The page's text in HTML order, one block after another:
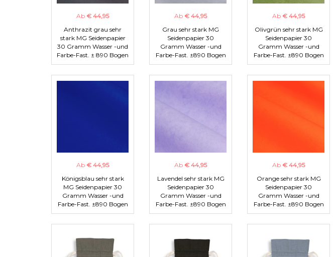
Ab € 44,95
Anthrazit grau sehr
stark MG Seidenpapier
30 Gramm Wasser -und
Farbe-Fast. ± 890 Bogen
Ab € 44,95
Grau sehr stark MG
Seidenpapier 30
Gramm Wasser -und
Farbe-Fast. ±890 Bogen
Ab € 44,95
Olivgrün sehr stark MG
Seidenpapier 30
Gramm Wasser -und
Farbe-Fast. ±890 Bogen
Ab € 44,95
Königsblau sehr stark
MG Seidenpapier 30
Gramm Wasser -und
Farbe-Fast. ±890 Bogen
Ab € 44,95
Lavendel sehr stark MG
Seidenpapier 30
Gramm Wasser -und
Farbe-Fast. ±890 Bogen
Ab € 44,95
Orange sehr stark MG
Seidenpapier 30
Gramm Wasser -und
Farbe-Fast. ±890 Bogen